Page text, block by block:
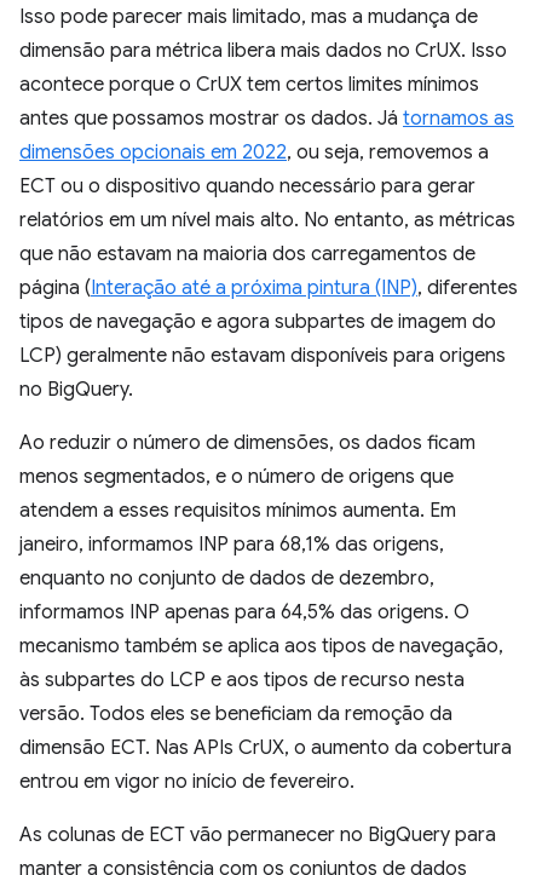
Isso pode parecer mais limitado, mas a mudança de
dimensão para métrica libera mais dados no CrUX. Isso
acontece porque o CrUX tem certos limites mínimos
antes que possamos mostrar os dados. Já tornamos as
dimensões opcionais em 2022, ou seja, removemos a
ECT ou o dispositivo quando necessário para gerar
relatórios em um nível mais alto. No entanto, as métricas
que não estavam na maioria dos carregamentos de
página (Interação até a próxima pintura (INP), diferentes
tipos de navegação e agora subpartes de imagem do
LCP) geralmente não estavam disponíveis para origens
no BigQuery.
Ao reduzir o número de dimensões, os dados ficam
menos segmentados, e o número de origens que
atendem a esses requisitos mínimos aumenta. Em
janeiro, informamos INP para 68,1% das origens,
enquanto no conjunto de dados de dezembro,
informamos INP apenas para 64,5% das origens. O
mecanismo também se aplica aos tipos de navegação,
às subpartes do LCP e aos tipos de recurso nesta
versão. Todos eles se beneficiam da remoção da
dimensão ECT. Nas APIs CrUX, o aumento da cobertura
entrou em vigor no início de fevereiro.
As colunas de ECT vão permanecer no BigQuery para
manter a consistência com os conjuntos de dados